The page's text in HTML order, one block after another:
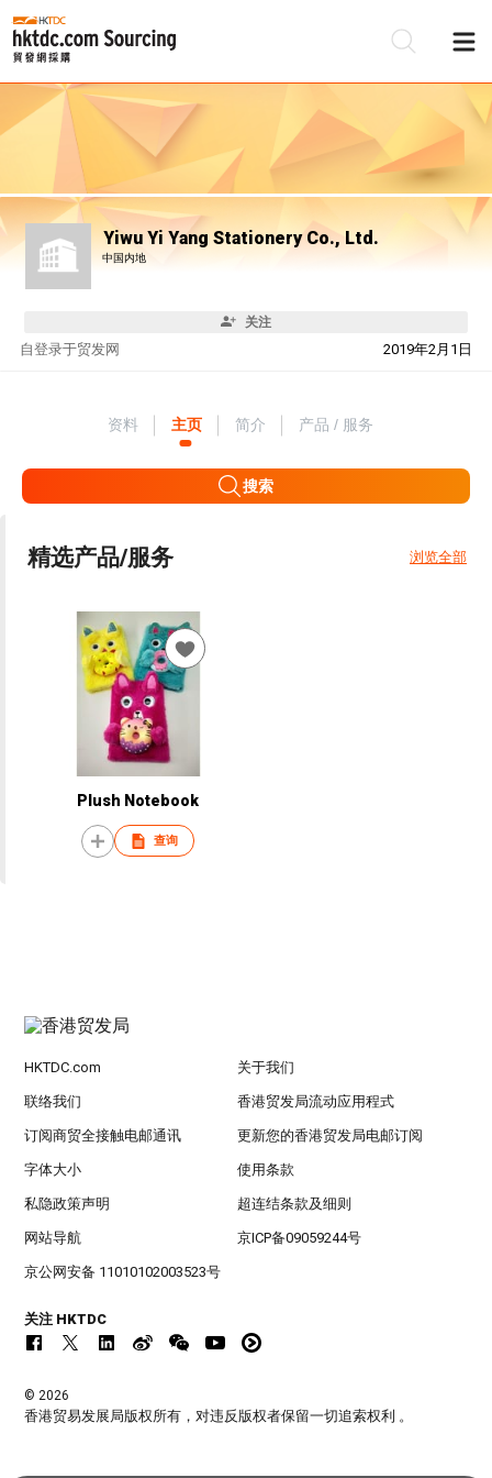
Yiwu Yi Yang Stationery Co., Ltd.
中国内地
关注
自 2019年2月1日
登录于贸发网
资料 主页 简介 产品 / 服务
搜索
精选产品/服务 浏览全部
Plush Notebook
查询
HKTDC.com 关于我们
联络我们 香港贸发局流动应用程式
订阅商贸全接触电邮通讯 更新您的香港贸发局电邮订阅
字体大小 使用条款
私隐政策声明 超连结条款及细则
网站导航 京ICP备09059244号
京公网安备 11010102003523号
关注 HKTDC
© 2026
香港贸易发展局版权所有，对违反版权者保留一切追索权利 。